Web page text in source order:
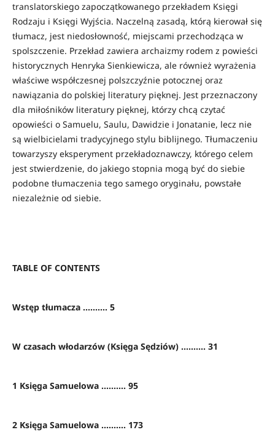
translatorskiego zapoczątkowanego przekładem Księgi
Rodzaju i Księgi Wyjścia. Naczelną zasadą, którą kierował się
tłumacz, jest niedosłowność, miejscami przechodząca w
spolszczenie. Przekład zawiera archaizmy rodem z powieści
historycznych Henryka Sienkiewicza, ale również wyrażenia
właściwe współczesnej polszczyźnie potocznej oraz
nawiązania do polskiej literatury pięknej. Jest przeznaczony
dla miłośników literatury pięknej, którzy chcą czytać
opowieści o Samuelu, Saulu, Dawidzie i Jonatanie, lecz nie
są wielbicielami tradycyjnego stylu biblijnego. Tłumaczeniu
towarzyszy eksperyment przekładoznawczy, którego celem
jest stwierdzenie, do jakiego stopnia mogą być do siebie
podobne tłumaczenia tego samego oryginału, powstałe
niezależnie od siebie.
TABLE OF CONTENTS
Wstęp tłumacza .......... 5
W czasach włodarzów (Księga Sędziów) .......... 31
1 Księga Samuelowa .......... 95
2 Księga Samuelowa .......... 173